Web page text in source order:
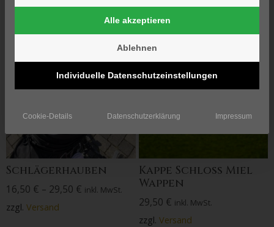
angezeigt
Schlägerhauben
16,50 € – 29,50 € inkl. MwSt.
zzgl. Versand
Kappe Schloss Miel
Wappen
29,50 € inkl. MwSt.
zzgl. Versand
Alle akzeptieren
Ablehnen
Individuelle Datenschutzeinstellungen
Cookie-Details Datenschutzerklärung Impressum